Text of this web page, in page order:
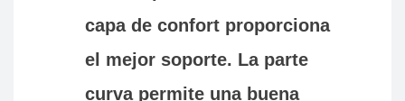
capa de confort proporciona
el mejor soporte. La parte
curva permite una buena